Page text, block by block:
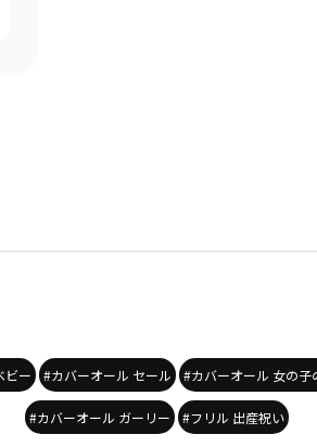
ビー #カバーオール セール #カバーオール 女の子
#カバーオール ガーリー #フリル 出産祝い